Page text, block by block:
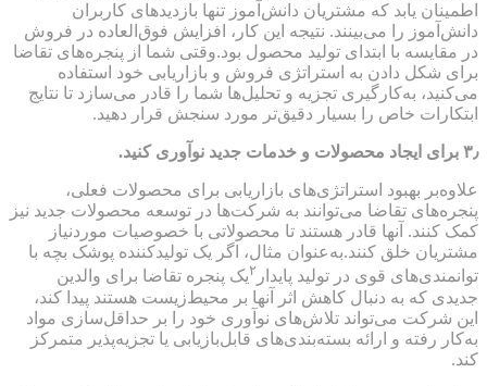
اطمینان یابد که مشتریان دانش‌آموز تنها بازدیدهای کاربران
دانش‌آموز را می‌بینند. نتیجه این کار، افزایش فوق‌العاده در فروش
در مقایسه با ابتدای تولید محصول بود.وقتی شما از پنجره‌های تقاضا
برای شکل دادن به استراتژی فروش و بازاریابی خود استفاده
می‌کنید، به‌کارگیری تجزیه و تحلیل‌ها شما را قادر می‌سازد تا نتایج
ابتکارات خاص را بسیار دقیق‌تر مورد سنجش قرار دهید.
۳٫ برای ایجاد محصولات و خدمات جدید نوآوری کنید.
علاوه‌بر بهبود استراتژی‌های بازاریابی برای محصولات فعلی،
پنجره‌های تقاضا می‌توانند به شرکت‌ها در توسعه محصولات جدید نیز
کمک کنند. آنها قادر هستند تا محصولاتی با خصوصیات موردنیاز
مشتریان خلق کنند.به‌عنوان مثال، اگر یک تولیدکننده پوشک بچه با
توانمندی‌های قوی در تولید پایدار ۲یک پنجره تقاضا برای والدین
جدیدی که به دنبال کاهش اثر آنها بر محیط‌زیست هستند پیدا کند،
این شرکت می‌تواند تلاش‌های نوآوری خود را بر حداقل‌سازی مواد
به‌کار رفته و ارائه بسته‌بندی‌های قابل‌بازیابی یا تجزیه‌پذیر متمرکز
کند.